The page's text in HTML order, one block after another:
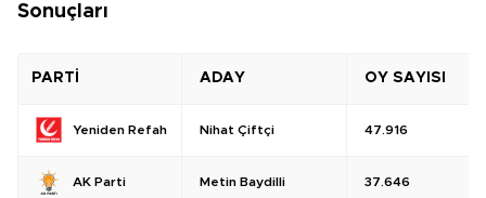
Sonuçları
PARTİ ADAY OY SAYISI
Yeniden Refah Nihat Çiftçi 47.916
AK Parti Metin Baydilli 37.646